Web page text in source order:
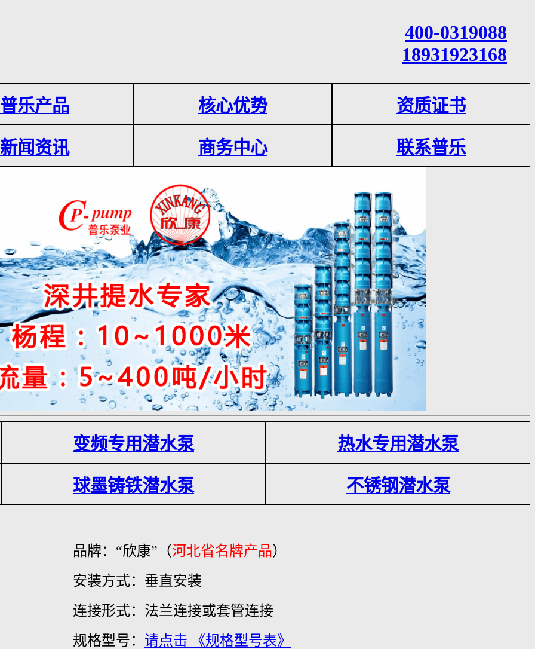
400-0319088
18931923168
普乐产品 核心优势 资质证书
新闻资讯 商务中心 联系普乐
变频专用潜水泵 热水专用潜水泵
球墨铸铁潜水泵 不锈钢潜水泵
品牌：“欣康”（河北省名牌产品）
安装方式：垂直安装
连接形式： 法兰连接或套管连接
规格型号： 请点击 《规格型号表》